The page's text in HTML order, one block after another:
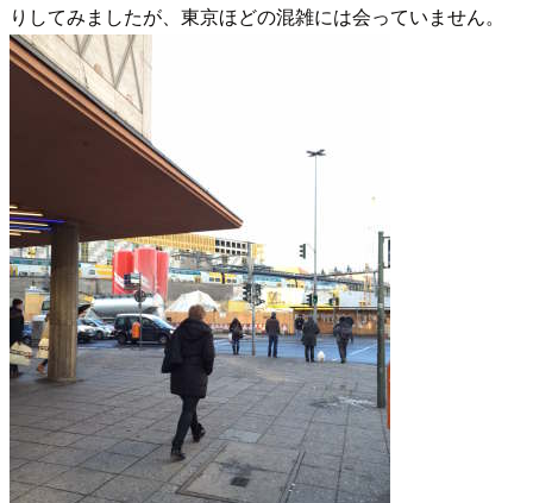
りしてみましたが、東京ほどの混雑には会っていません。